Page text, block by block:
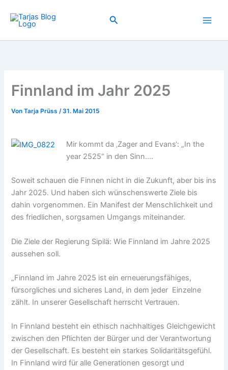
Inhalt
springen
Suchen
Finnland im Jahr 2025
VonTarja Prüss/31. Mai 2015
Mir kommt da ‚Zager and Evans‘: „In the
year 2525“ in den Sinn….
Soweit schauen die Finnen nicht in die Zukunft, aber bis ins
Jahr 2025. Und haben sich wünschenswerte Ziele bis
dahin vorgenommen. Ein Manifest der Menschlichkeit und
des friedlichen, sorgsamen Umgangs miteinander.
Die Ziele der Regierung Sipilä: Wie Finnland im Jahre 2025
aussehen soll.
„Finnland im Jahre 2025 ist ein erneuerungsfähiges,
fürsorgliches und sicheres Land, in dem jeder Einzelne
zählt. In unserer Gesellschaft herrscht Vertrauen.
In Finnland besteht ein ethisch nachhaltiges Gleichgewicht
zwischen den Pflichten der Bürger und der Verantwortung
der Gesellschaft. Es besteht ein starkes Solidaritätsgefühl.
In Finnland wird für alle Generationen gesorgt und